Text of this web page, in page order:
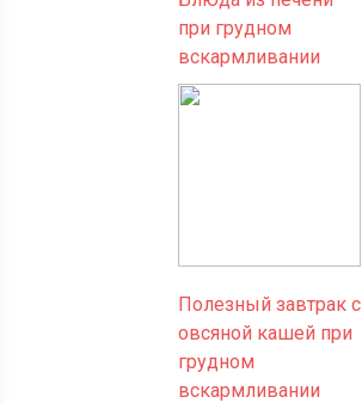
при грудном
вскармливании
Полезный завтрак с
овсяной кашей при
грудном
вскармливании